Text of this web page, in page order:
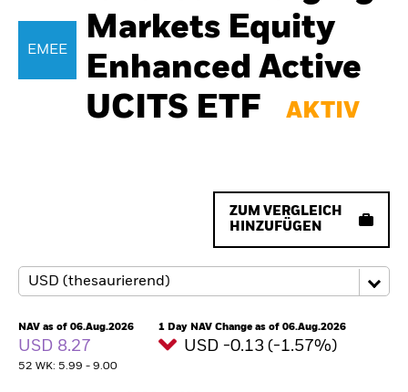
EMEE
Markets Equity
Enhanced Active
UCITS ETF
AKTIV
ZUM VERGLEICH
HINZUFÜGEN
NAV as of 06.Aug.2026
USD 8.27
52 WK: 5.99 - 9.00
1 Day NAV Change as of 06.Aug.2026
USD -0.13 (-1.57%)